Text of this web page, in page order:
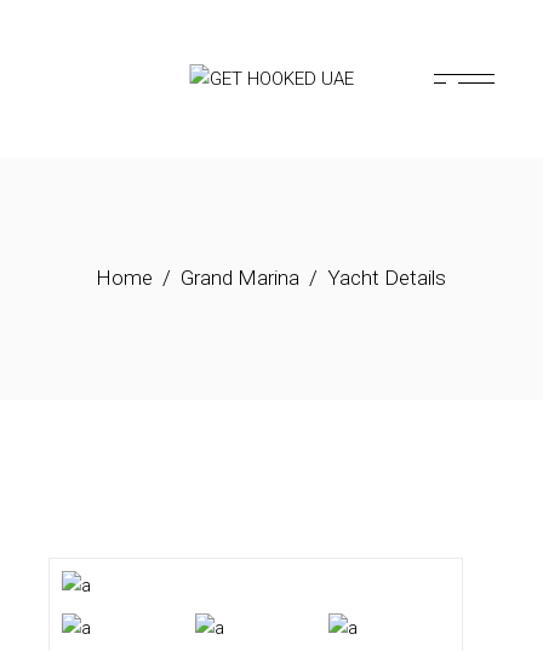
Home Grand Marina Yacht Details